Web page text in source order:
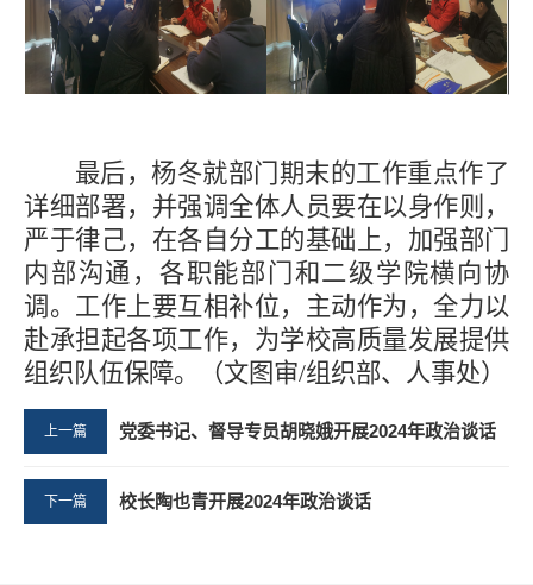
最后，杨冬就部门期末的工作重点作了
详细部署，并强调全体人员要在以身作则，
严于律己，在各自分工的基础上，加强部门
内部沟通，各职能部门和二级学院横向协
调。工作上要互相补位，主动作为，全力以
赴承担起各项工作，为学校高质量发展提供
组织队伍保障。（文图审/组织部、人事处）
上一篇 党委书记、督导专员胡晓娥开展2024年政治谈话
下一篇 校长陶也青开展2024年政治谈话